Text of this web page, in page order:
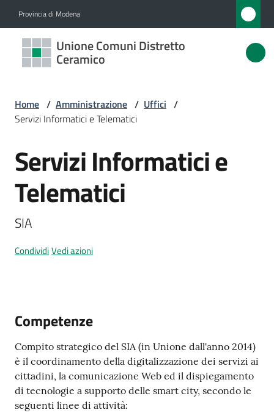
Provincia di Modena
Unione Comuni Distretto
Ceramico
Unione
Comuni
Ceramico
Amministrazione
Menu selezionato
Novità
Servizi
Menu selezionato
Vivere
Tutti
gli
argomenti...
Home / Amministrazione / Uffici /
Servizi Informatici e Telematici
Salta al contenuto
Servizi Informatici e
Telematici
SIA
CondividiVedi azioni
Competenze
Compito strategico del SIA (in Unione dall'anno 2014)
è il coordinamento della digitalizzazione dei servizi ai
cittadini, la comunicazione Web ed il dispiegamento
di tecnologie a supporto delle smart city, secondo le
seguenti linee di attività: